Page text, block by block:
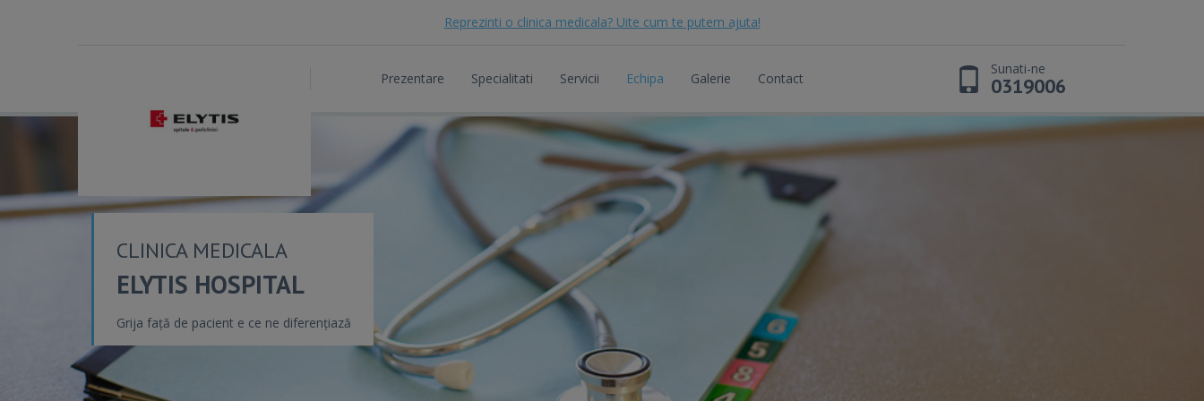
Reprezinti o clinica medicala? Uite cum te putem ajuta!
Prezentare Specialitati Servicii Echipa Galerie Contact
Sunati-ne
0319006
CLINICA MEDICALA
ELYTIS HOSPITAL
Grija față de pacient e ce ne diferențiază